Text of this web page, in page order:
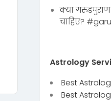
क्या
चाहिए?
Astrology
Best
Best